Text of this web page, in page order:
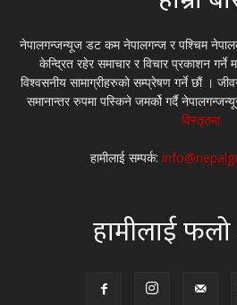
नेपालगन्जन्यूज डट कम नेपालगन्ज र पश्चिम
केन्द्रित रहेर समाचार र विचार प्रकाशन गर्ने
विश्वसनीय सामाग्रीहरुको सम्प्रेषण गर्ने छौं ।
समानान्तर रुपमा पस्किने जमर्को गर्दै
विस्तृतमा
हामीलाई सम्पर्क:
हामीलाई फलो